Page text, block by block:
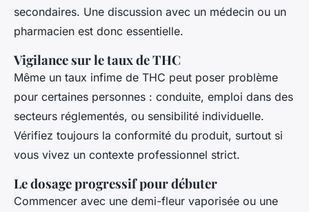
secondaires. Une discussion avec un médecin ou un
pharmacien est donc essentielle.
Vigilance sur le taux de THC
Même un taux infime de THC peut poser problème
pour certaines personnes : conduite, emploi dans des
secteurs réglementés, ou sensibilité individuelle.
Vérifiez toujours la conformité du produit, surtout si
vous vivez un contexte professionnel strict.
Le dosage progressif pour débuter
Commencer avec une demi-fleur vaporisée ou une